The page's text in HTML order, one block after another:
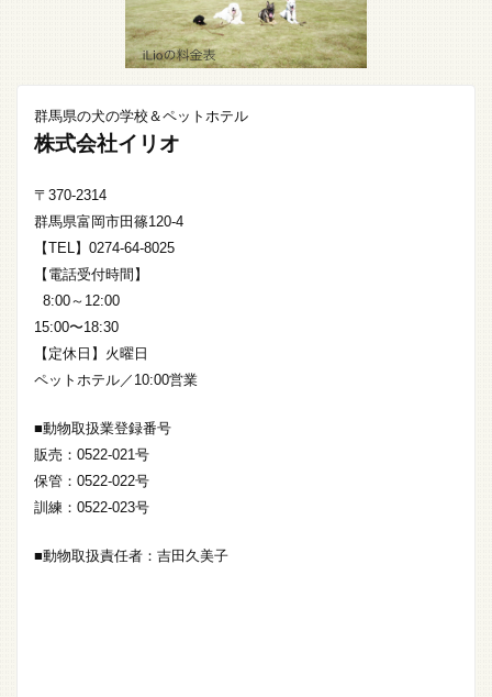
群馬県の犬の学校＆ペットホテル
株式会社イリオ
〒370-2314
群馬県富岡市田篠120-4
【TEL】0274-64-8025
【電話受付時間】
8:00～12:00
15:00〜18:30
【定休日】火曜日
ペットホテル／10:00営業
■動物取扱業登録番号
販売：0522-021号
保管：0522-022号
訓練：0522-023号
■動物取扱責任者：吉田久美子